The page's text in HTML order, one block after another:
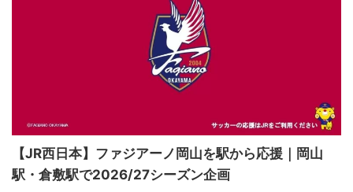
【JR西日本】ファジアーノ岡山を駅から応援｜岡山
駅・倉敷駅で2026/27シーズン企画